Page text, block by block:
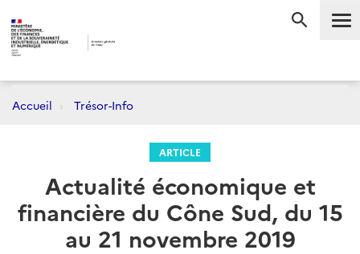
Accueil Trésor-Info
ARTICLE
Actualité économique et
financière du Cône Sud, du 15
au 21 novembre 2019